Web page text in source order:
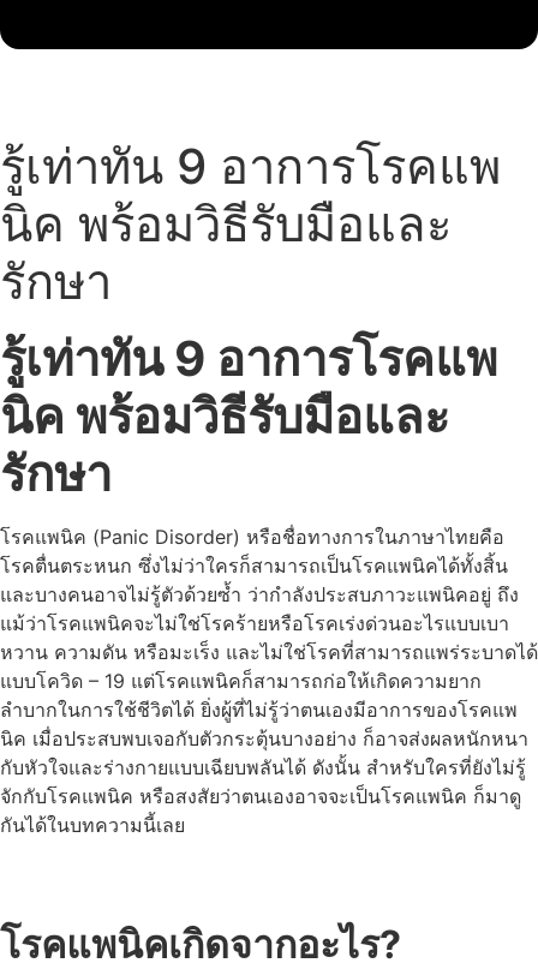
รู้เท่าทัน 9 อาการโรคแพ
นิค พร้อมวิธีรับมือและ
รักษา
รู้เท่าทัน 9 อาการโรคแพ
นิค พร้อมวิธีรับมือและ
รักษา
โรคแพนิค (Panic Disorder) หรือชื่อทางการในภาษาไทยคือ
โรคตื่นตระหนก ซึ่งไม่ว่าใครก็สามารถเป็นโรคแพนิคได้ทั้งสิ้น
และบางคนอาจไม่รู้ตัวด้วยซ้ำ ว่ากำลังประสบภาวะแพนิคอยู่ ถึง
แม้ว่าโรคแพนิคจะไม่ใช่โรคร้ายหรือโรคเร่งด่วนอะไรแบบเบา
หวาน ความดัน หรือมะเร็ง และไม่ใช่โรคที่สามารถแพร่ระบาดได้
แบบโควิด – 19 แต่โรคแพนิคก็สามารถก่อให้เกิดความยาก
ลำบากในการใช้ชีวิตได้ ยิ่งผู้ที่ไม่รู้ว่าตนเองมีอาการของโรคแพ
นิค เมื่อประสบพบเจอกับตัวกระตุ้นบางอย่าง ก็อาจส่งผลหนักหนา
กับหัวใจและร่างกายแบบเฉียบพลันได้ ดังนั้น สำหรับใครที่ยังไม่รู้
จักกับโรคแพนิค หรือสงสัยว่าตนเองอาจจะเป็นโรคแพนิค ก็มาดู
กันได้ในบทความนี้เลย
โรคแพนิคเกิดจากอะไร?